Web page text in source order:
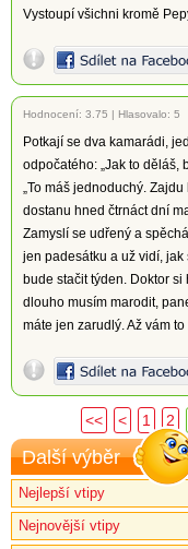
Vystoupí všichni kromě
Hodnocení: 3.75 | Hlasovalo: 5
Potkají se dva kamarádi,
odpočatého: „Jak to děláš,
„To máš jednoduchý.
dostanu hned čtrnáct dní
Zamyslí se udřený a
jen padesátku a už vidí,
bude stačit týden. Doktor
dlouho musím marodit,
máte jen zarudlý. Až vám
<< < 1 2
Další výběr
Nejlepší vtipy
Nejnovější vtipy